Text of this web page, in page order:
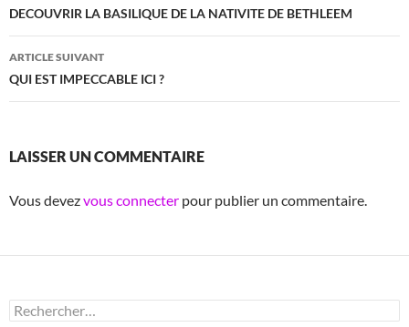
des
articles
DECOUVRIR LA BASILIQUE DE LA NATIVITE DE BETHLEEM
ARTICLE SUIVANT
QUI EST IMPECCABLE ICI ?
LAISSER UN COMMENTAIRE
Vous devezvous connecter pour publier un commentaire.
Rechercher :